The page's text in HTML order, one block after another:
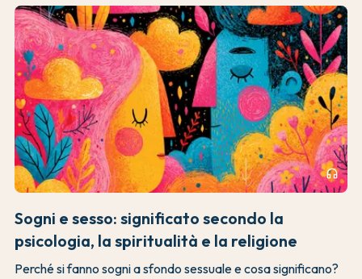
headphones
Sogni e sesso: significato secondo la
psicologia, la spiritualità e la religione
Perché si fanno sogni a sfondo sessuale e cosa significano?